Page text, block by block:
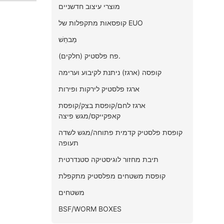
מוצרי עיצוב חדשניים
קופסאות מתקפלות של EUO
מַבחֵשׁ
פח פלסטיק (חלקים).
קופסה (ארגז) ניתנת לקיבוע וערימה
ארגז פלסטיק לירקות ופירות
ארגז לחם/קופסת בצק/קופסת
קאפקייקס/מגש פיצה
קופסת פלסטיק קדמית פתוחה/מגש לשדה
תעופה
תיבת מחזור לוגיסטיקה סטנדרטית
קופסת משטחים מפלסטיק מתקפלת
משטחים
BSF/WORM BOXES